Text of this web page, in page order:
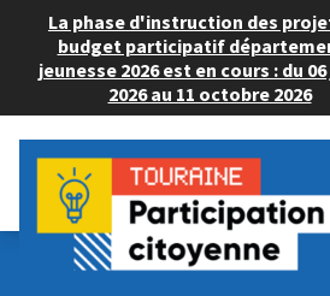
La phase d'instruction des
budget participatif
jeunesse 2026 est en cours : du
2026 au 11 octobre 2026
Budget Participatif JEUNESSE 2024
💡 Consulter les projets déposés